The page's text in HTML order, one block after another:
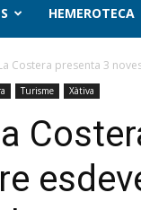
HEMEROTECA
Costera presenta 3
Turisme Xàtiva